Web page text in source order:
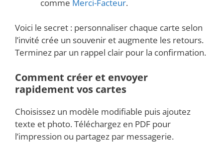
comme Merci-Facteur.
Voici le secret : personnaliser chaque carte selon
l’invité crée un souvenir et augmente les retours.
Terminez par un rappel clair pour la confirmation.
Comment créer et envoyer
rapidement vos cartes
Choisissez un modèle modifiable puis ajoutez
texte et photo. Téléchargez en PDF pour
l’impression ou partagez par messagerie.